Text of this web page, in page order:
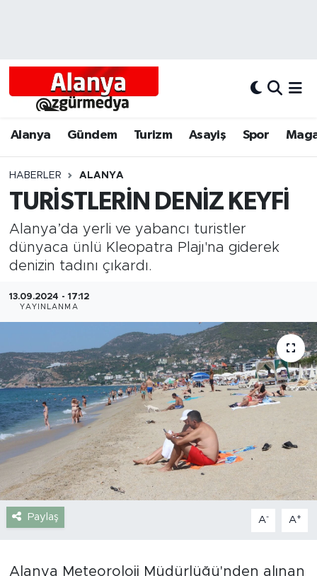
Alanya Gündem Turizm Asayiş Spor
HABERLER ALANYA
TURİSTLERİN DENİZ KEYFİ
Alanya’da yerli ve yabancı turistler
dünyaca ünlü Kleopatra Plajı'na giderek
denizin tadını çıkardı.
13.09.2024 - 17:12
YAYINLANMA
Paylaş A- A+
Alanya Meteoroloji Müdürlüğü'nden alınan
Alanyum
Bölgesel
Dünya
Eğitim
Ekonomi
Güncel
Gündem
İnşaat-Emlak
Kültür-Sanat
Sağlık
Alanya Hava Durumu
Tüm Manşetler
Son Dakika Haberleri
Haber Arşivi